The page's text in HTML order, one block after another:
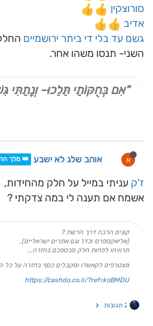
סורוצקין
אדיב
גשם עד בלי די ביתר ירושמיים
השני- תנסו משהו אחר.
"אִם בְּחֻקּוֹתַי תֵּלֵכוּ- וְנָתַתִּי
א אוהב שלג לא ישבע 👑 מלך
ז'ק עניתי במייל על חלק מהחידות,
אשמח אם תענה לי במה צדקתי ?
קונים הרבה דרך הרשת ?
(אליאקספרס וכדו' וגם אתרים ישראליים),
תרוויחו לפחות חלק מכספכם בחזרה...
מצטרפים לקאשדו ומקבלים כסף בחזרה על כל
https://cashdo.co.il/?ref=koBMDU
2 תגובות